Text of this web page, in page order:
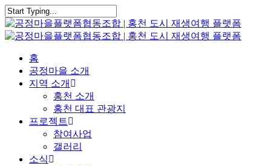
Skip
to
main
content
Close
Search
Menu
홈
공정마을 소개
지역 소개
홍천 소개
홍천 대표 관광지
프로젝트
참여사업
갤러리
소식